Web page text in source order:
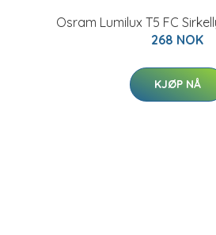
Osram Lumilux T5 FC
268 NOK
KJØP NÅ